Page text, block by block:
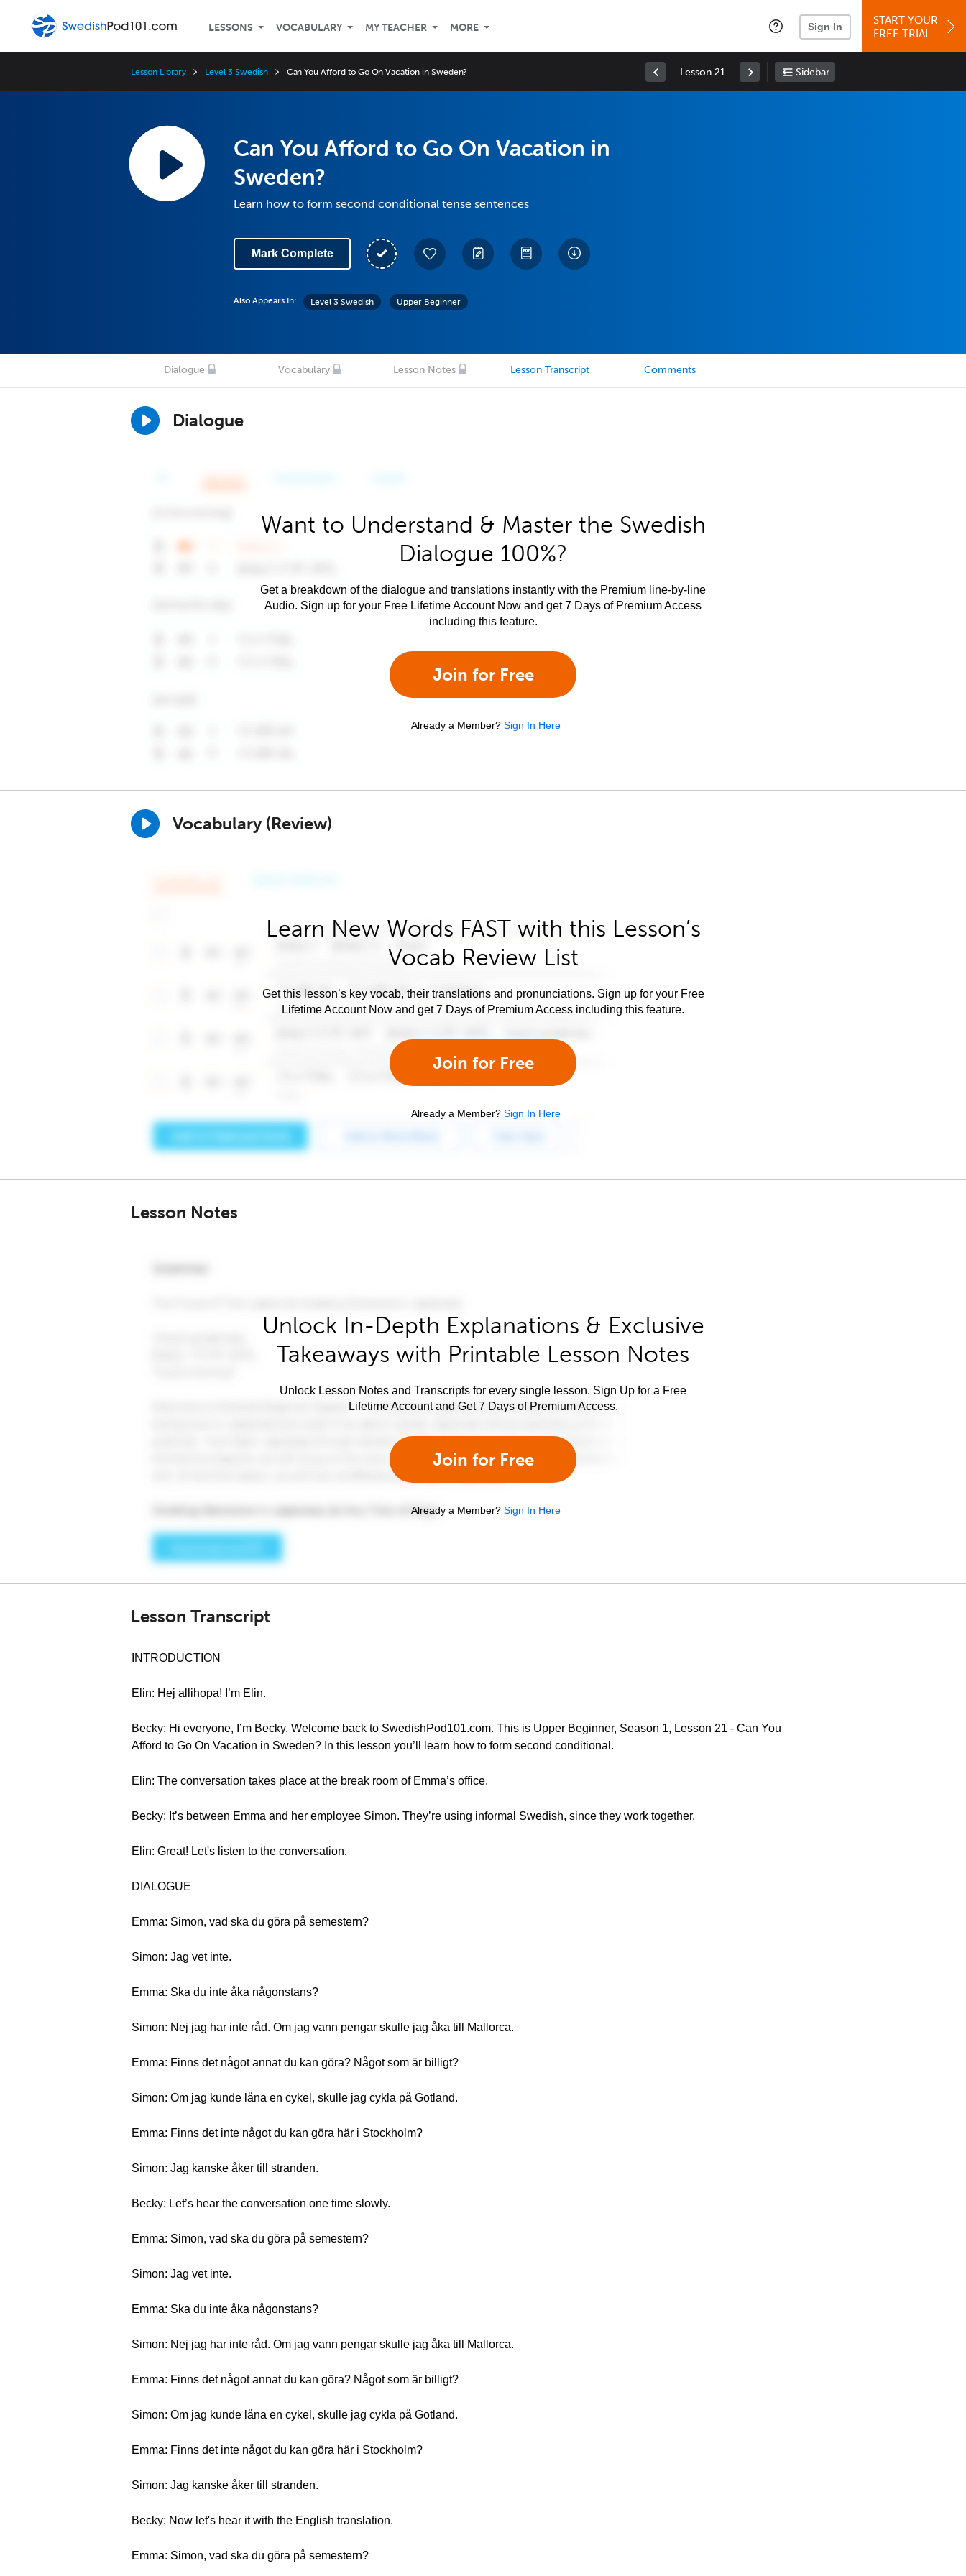
LESSONS VOCABULARY MY TEACHER MORE Sign In
START YOUR
FREE TRIAL
Lesson Library Level 3 Swedish Can You Afford to Go On Vacation in Sweden? Lesson 21 Sidebar
Can You Afford to Go On Vacation in
Sweden?
Learn how to form second conditional tense sentences
Mark Complete
Also Appears In: Level 3 Swedish Upper Beginner
Dialogue Vocabulary Lesson Notes Lesson Transcript Comments
Dialogue
Want to Understand & Master the Swedish
Dialogue 100%?
Get a breakdown of the dialogue and translations instantly with the Premium line-by-line
Audio. Sign up for your Free Lifetime Account Now and get 7 Days of Premium Access
including this feature.
Join for Free
Already a Member? Sign In Here
Vocabulary (Review)
Learn New Words FAST with this Lesson’s
Vocab Review List
Get this lesson’s key vocab, their translations and pronunciations. Sign up for your Free
Lifetime Account Now and get 7 Days of Premium Access including this feature.
Join for Free
Already a Member? Sign In Here
Lesson Notes
Unlock In-Depth Explanations & Exclusive
Takeaways with Printable Lesson Notes
Unlock Lesson Notes and Transcripts for every single lesson. Sign Up for a Free
Lifetime Account and Get 7 Days of Premium Access.
Join for Free
Already a Member? Sign In Here
Lesson Transcript
INTRODUCTION
Elin: Hej allihopa! I’m Elin.
Becky: Hi everyone, I’m Becky. Welcome back to SwedishPod101.com. This is Upper Beginner, Season 1, Lesson 21 - Can You
Afford to Go On Vacation in Sweden? In this lesson you’ll learn how to form second conditional.
Elin: The conversation takes place at the break room of Emma’s office.
Becky: It’s between Emma and her employee Simon. They’re using informal Swedish, since they work together.
Elin: Great! Let's listen to the conversation.
DIALOGUE
Emma: Simon, vad ska du göra på semestern?
Simon: Jag vet inte.
Emma: Ska du inte åka någonstans?
Simon: Nej jag har inte råd. Om jag vann pengar skulle jag åka till Mallorca.
Emma: Finns det något annat du kan göra? Något som är billigt?
Simon: Om jag kunde låna en cykel, skulle jag cykla på Gotland.
Emma: Finns det inte något du kan göra här i Stockholm?
Simon: Jag kanske åker till stranden.
Becky: Let’s hear the conversation one time slowly.
Emma: Simon, vad ska du göra på semestern?
Simon: Jag vet inte.
Emma: Ska du inte åka någonstans?
Simon: Nej jag har inte råd. Om jag vann pengar skulle jag åka till Mallorca.
Emma: Finns det något annat du kan göra? Något som är billigt?
Simon: Om jag kunde låna en cykel, skulle jag cykla på Gotland.
Emma: Finns det inte något du kan göra här i Stockholm?
Simon: Jag kanske åker till stranden.
Becky: Now let's hear it with the English translation.
Emma: Simon, vad ska du göra på semestern?